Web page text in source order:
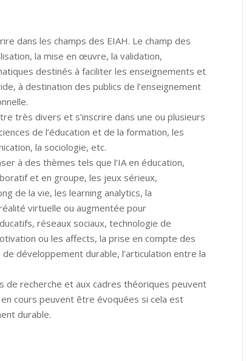
dans les champs des EIAH. Le champ des
la mise en œuvre, la validation,
destinés à faciliter les enseignements et
à destination des publics de l’enseignement
très divers et s’inscrire dans une ou plusieurs
de l’éducation et de la formation, les
la sociologie, etc.
à des thèmes tels que l’IA en éducation,
et en groupe, les jeux sérieux,
de la vie, les learning analytics, la
virtuelle ou augmentée pour
réseaux sociaux, technologie de
ou les affects, la prise en compte des
développement durable, l’articulation entre la
recherche et aux cadres théoriques peuvent
cours peuvent être évoquées si cela est
durable.